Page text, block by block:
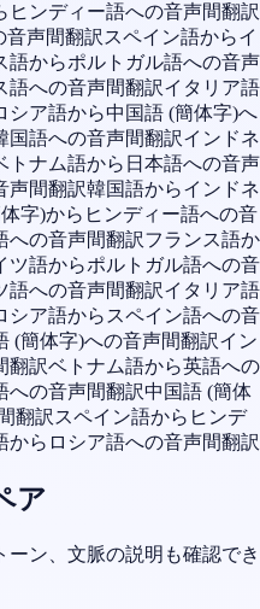
ヒンディー語への音声間翻訳
音声間翻訳 スペイン語からイ
語からポルトガル語への音声
語への音声間翻訳イタリア語
シア語から中国語 (簡体字)へ
国語への音声間翻訳インドネ
トナム語から日本語への音声
声間翻訳韓国語からインドネ
字)からヒンディー語への音
への音声間翻訳フランス語か
ツ語からポルトガル語への音
語への音声間翻訳イタリア語
シア語からスペイン語への音
(簡体字)への音声間翻訳イン
翻訳ベトナム語から英語への
への音声間翻訳中国語 (簡体
翻訳 スペイン語からヒンデ
からロシア語への音声間翻訳
ア
ン、文脈の説明も確認でき